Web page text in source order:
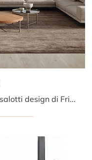
Clicca e ottieni informazioni sui salotti design di Frigerio! Differenti modelli di divani, come Horizon, ti aspettano.